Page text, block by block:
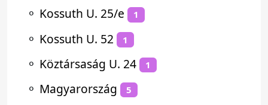
⚬ Kossuth U. 25/e 1
⚬ Kossuth U. 52 1
⚬ Köztársaság U. 24 1
⚬ Magyarország 5